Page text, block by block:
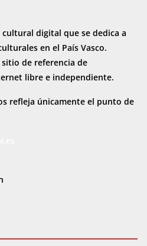
digital que se dedica a
en el País Vasco.
de referencia de
libre e independiente.
refleja únicamente el punto de